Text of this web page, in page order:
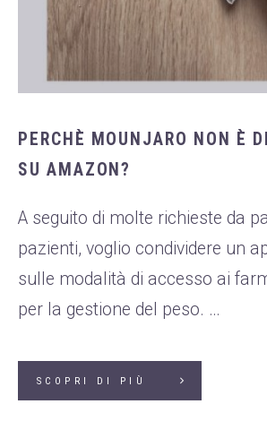
PERCHÈ MOUNJARO NON È
SU AMAZON?
A seguito di molte richieste da
pazienti, voglio condividere un
sulle modalità di accesso ai
per la gestione del peso. …
SCOPRI DI PIÙ